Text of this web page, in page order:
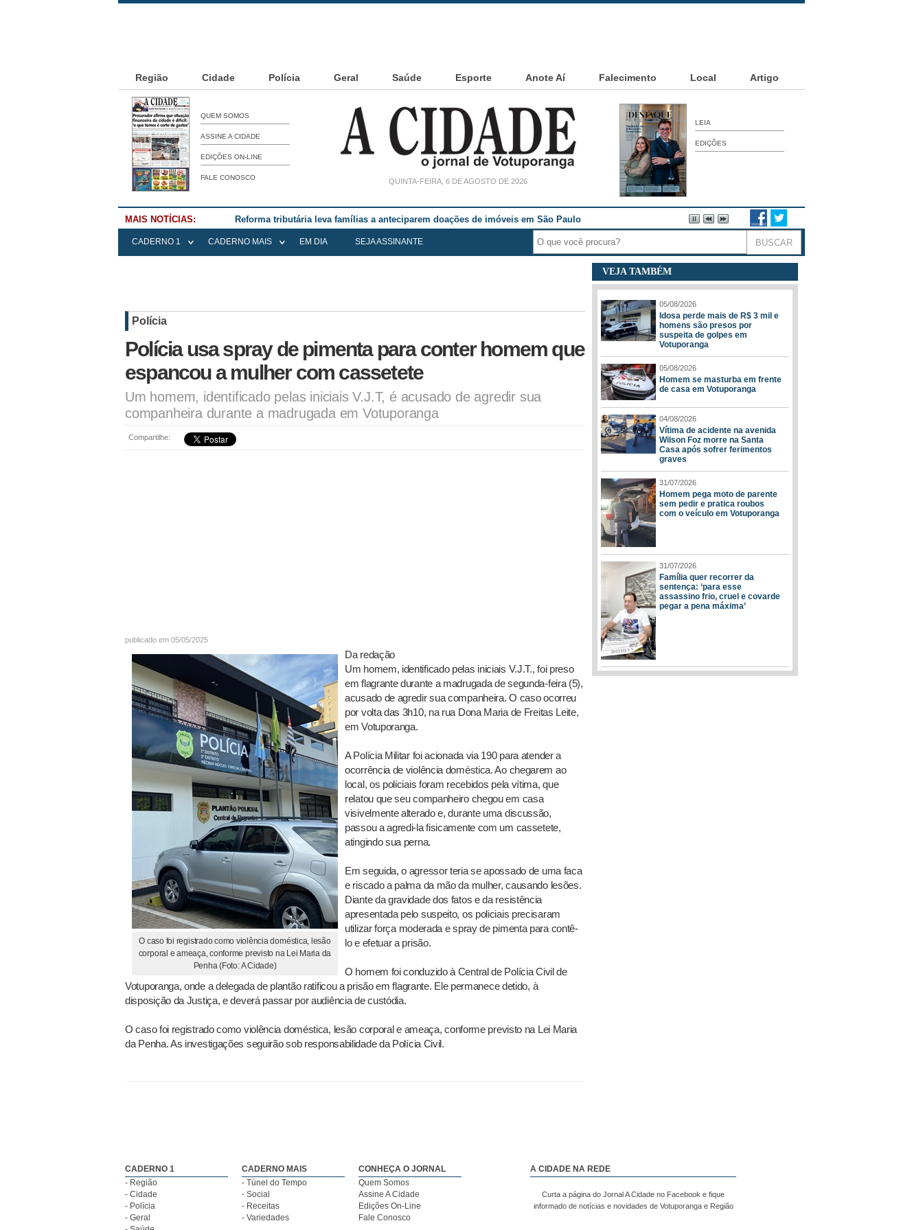
Região Cidade Polícia Geral Saúde Esporte Anote Aí Falecimento Local Artigo
QUEM SOMOS
ASSINE A CIDADE
EDIÇÕES ON-LINE
FALE CONOSCO QUINTA-FEIRA, 6 DE AGOSTO DE 2026
LEIA
EDIÇÕES
MAIS NOTÍCIAS: Reforma tributária leva famílias a anteciparem doações de imóveis em São Paulo
CADERNO 1 CADERNO MAIS EM DIA SEJA ASSINANTE
Polícia
Polícia usa spray de pimenta para conter homem que
espancou a mulher com cassetete
Um homem, identificado pelas iniciais V.J.T, é acusado de agredir sua
companheira durante a madrugada em Votuporanga
Compartilhe:
publicado em 05/05/2025
O caso foi registrado como violência doméstica, lesão
corporal e ameaça, conforme previsto na Lei Maria da
Penha (Foto: A Cidade)
Da redação
Um homem, identificado pelas iniciais V.J.T., foi preso
em flagrante durante a madrugada de segunda-feira (5),
acusado de agredir sua companheira. O caso ocorreu
por volta das 3h10, na rua Dona Maria de Freitas Leite,
em Votuporanga.
A Polícia Militar foi acionada via 190 para atender a
ocorrência de violência doméstica. Ao chegarem ao
local, os policiais foram recebidos pela vítima, que
relatou que seu companheiro chegou em casa
visivelmente alterado e, durante uma discussão,
passou a agredi-la fisicamente com um cassetete,
atingindo sua perna.
Em seguida, o agressor teria se apossado de uma faca
e riscado a palma da mão da mulher, causando lesões.
Diante da gravidade dos fatos e da resistência
apresentada pelo suspeito, os policiais precisaram
utilizar força moderada e spray de pimenta para contê-
lo e efetuar a prisão.
O homem foi conduzido à Central de Polícia Civil de
Votuporanga, onde a delegada de plantão ratificou a prisão em flagrante. Ele permanece detido, à
disposição da Justiça, e deverá passar por audiência de custódia.
O caso foi registrado como violência doméstica, lesão corporal e ameaça, conforme previsto na Lei Maria
da Penha. As investigações seguirão sob responsabilidade da Polícia Civil.
VEJA TAMBÉM
05/08/2026
Idosa perde mais de R$ 3 mil e
homens são presos por
suspeita de golpes em
Votuporanga
05/08/2026
Homem se masturba em frente
de casa em Votuporanga
04/08/2026
Vítima de acidente na avenida
Wilson Foz morre na Santa
Casa após sofrer ferimentos
graves
31/07/2026
Homem pega moto de parente
sem pedir e pratica roubos
com o veículo em Votuporanga
31/07/2026
Família quer recorrer da
sentença: ‘para esse
assassino frio, cruel e covarde
pegar a pena máxima’
CADERNO 1
- Região
- Cidade
- Polícia
- Geral
CADERNO MAIS
- Túnel do Tempo
- Social
- Receitas
- Variedades
CONHEÇA O JORNAL
Quem Somos
Assine A Cidade
Edições On-Line
Fale Conosco
A CIDADE NA REDE
Curta a página do Jornal A Cidade no Facebook e fique
informado de notícias e novidades de Votuporanga e Região